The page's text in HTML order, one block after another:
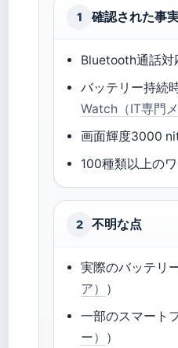
1 確認された事
Bluetooth通話対
バッテリー持続
Watch（IT専門メ
画面輝度3000
100種類以上の
2 不明な点
実際のバッテリ
ア） ）
一部のスマート
ー） ）